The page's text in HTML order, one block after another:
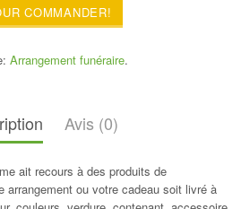
COMMANDER!
Arrangement funéraire.
Avis (0)
ait recours à des produits de
arrangement ou votre cadeau soit livré à